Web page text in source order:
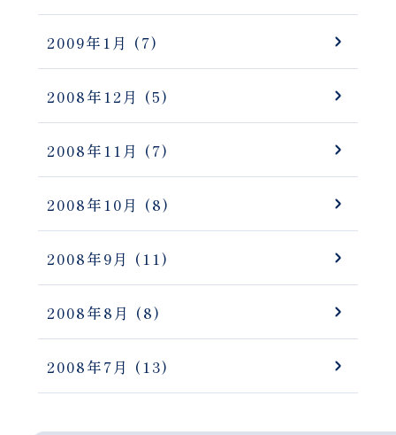
2009年1月 (7)
2008年12月 (5)
2008年11月 (7)
2008年10月 (8)
2008年9月 (11)
2008年8月 (8)
2008年7月 (13)